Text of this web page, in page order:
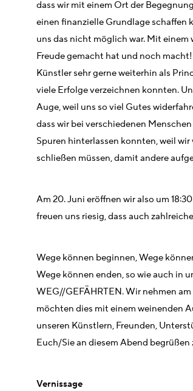
dass wir mit einem Ort der
einen finanzielle Grundlage schaffen
uns das nicht möglich war. Mit einem
Freude gemacht hat und noch
Künstler sehr gerne weiterhin als
viele Erfolge verzeichnen konnten.
Auge, weil uns so viel Gutes
dass wir bei verschiedenen
Spuren hinterlassen konnten, weil
schließen müssen, damit andere
Am 20. Juni eröffnen wir also um
freuen uns riesig, dass auch
Wege können beginnen, Wege
Wege können enden, so wie auch in
WEG//GEFÄHRTEN. Wir nehmen
möchten dies mit einem weinenden
unseren Künstlern, Freunden,
Euch/Sie an diesem Abend begrüßen
Vernissage